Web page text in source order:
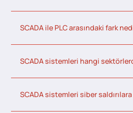
SCADA ile PLC arasındaki fark
SCADA sistemleri hangi
SCADA sistemleri siber saldırılara